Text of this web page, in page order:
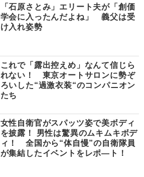
「石原さとみ」エリート夫が「創価
学会に入ったんだよね」 義父は受
け入れ姿勢
これで「露出控えめ」なんて信じら
れない！ 東京オートサロンに勢ぞ
ろいした“過激衣装“のコンパニオン
たち
女性自衛官がスパッツ姿で美ボディ
を披露！ 男性は驚異のムキムキボデ
ィ！ 全国から“体自慢”の自衛隊員
が集結したイベントをレポ―ト！